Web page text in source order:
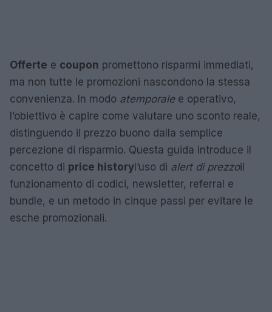
Offerte e coupon promettono risparmi immediati,
ma non tutte le promozioni nascondono la stessa
convenienza. In modo atemporalee operativo,
l’obiettivo è capire come valutare uno sconto reale,
distinguendo il prezzo buono dalla semplice
percezione di risparmio. Questa guida introduce il
concetto di price history l’uso di alert di prezzoil
funzionamento di codici, newsletter, referral e
bundle, e un metodo in cinque passi per evitare le
esche promozionali.